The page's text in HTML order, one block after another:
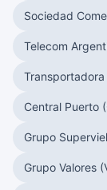
Sociedad
Telecom
Transportadora
Central Puerto
Grupo
Grupo Valores